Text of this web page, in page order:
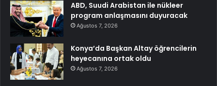
ABD, Suudi Arabistan ile nükleer
program anlaşmasını duyuracak
Ağustos 7, 2026
Konya’da Başkan Altay öğrencilerin
heyecanına ortak oldu
Ağustos 7, 2026